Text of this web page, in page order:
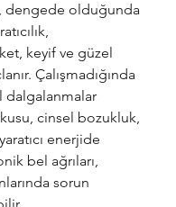
dengede olduğunda
keyif ve güzel
Çalışmadığında
dalgalanmalar
cinsel bozukluk,
enerjide
bel ağrıları,
sorun